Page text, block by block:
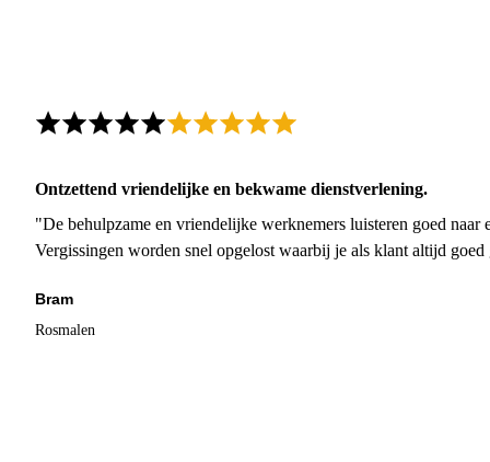
Ontzettend vriendelijke en bekwame dienstverlening.
"De behulpzame en vriendelijke werknemers luisteren goed naar
Vergissingen worden snel opgelost waarbij je als klant altijd
Bram
Rosmalen